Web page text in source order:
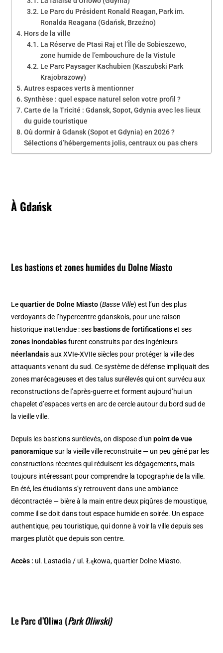
Le Parc du Président Ronald Reagan, Park im.
Ronalda Reagana (Gdańsk, Brzeźno)
Hors de la ville
La Réserve de Ptasi Raj et l’Île de Sobieszewo,
zone humide de l’embouchure de la Vistule
Le Parc Paysager Kachubien (Kaszubski Park
Krajobrazowy)
Autres espaces verts à mentionner
Synthèse : quel espace naturel selon votre profil ?
Carte de la Tricité : Gdansk, Sopot, Gdynia avec les lieux
du guide touristique
Où dormir à Gdansk (Sopot et Gdynia) en 2026 ?
Sélections d’hébergements jolis, centraux ou pas chers
À Gdańsk
Les bastions et zones humides du Dolne Miasto
Lequartier de Dolne Miasto (Basse Ville) est l’un des plus
verdoyants de l’hypercentre gdanskois, pour une raison
historique inattendue : ses bastions de fortificationset ses
zones inondablesfurent construits par des ingénieurs
néerlandaisaux XVIe-XVIIe siècles pour protéger la ville des
attaquants venant du sud. Ce système de défense impliquait des
zones marécageuses et des talus surélevés qui ont survécu aux
reconstructions de l’après-guerre et forment aujourd’hui un
chapelet d’espaces verts en arc de cercle autour du bord sud de
la vieille ville.
Depuis les bastions surélevés, on dispose d’unpoint de vue
panoramiquesur la vieille ville reconstruite — un peu gêné par les
constructions récentes qui réduisent les dégagements, mais
toujours intéressant pour comprendre la topographie de la ville.
En été, les étudiants s’y retrouvent dans une ambiance
décontractée — bière à la main entre deux piqûres de moustique,
comme il se doit dans tout espace humide en soirée. Un espace
authentique, peu touristique, qui donne à voir la ville depuis ses
marges plutôt que depuis son centre.
Accès : ul. Lastadia / ul. Łąkowa, quartier Dolne Miasto.
Le Parc d’Oliwa (Park Oliwski)